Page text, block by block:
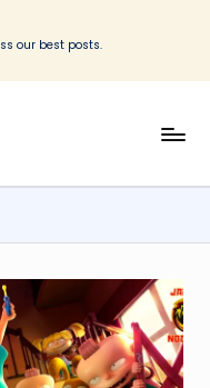
our best posts.